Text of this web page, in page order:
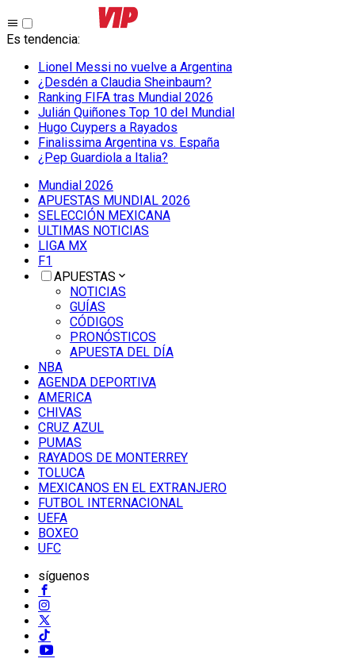
Es tendencia:
Lionel Messi no vuelve a Argentina
¿Desdén a Claudia Sheinbaum?
Ranking FIFA tras Mundial 2026
Julián Quiñones Top 10 del Mundial
Hugo Cuypers a Rayados
Finalissima Argentina vs. España
¿Pep Guardiola a Italia?
Mundial 2026
APUESTAS MUNDIAL 2026
SELECCIÓN MEXICANA
ULTIMAS NOTICIAS
LIGA MX
F1
APUESTAS
NOTICIAS
GUÍAS
CÓDIGOS
PRONÓSTICOS
APUESTA DEL DÍA
NBA
AGENDA DEPORTIVA
AMERICA
CHIVAS
CRUZ AZUL
PUMAS
RAYADOS DE MONTERREY
TOLUCA
MEXICANOS EN EL EXTRANJERO
FUTBOL INTERNACIONAL
UEFA
BOXEO
UFC
síguenos